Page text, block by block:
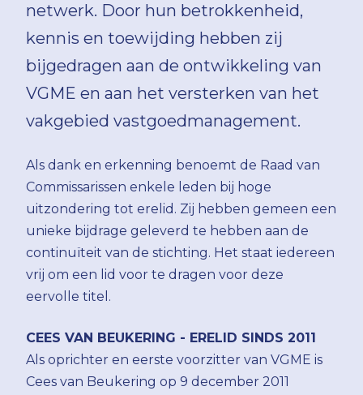
netwerk. Door hun betrokkenheid,
kennis en toewijding hebben zij
bijgedragen aan de ontwikkeling van
VGME en aan het versterken van het
vakgebied vastgoedmanagement.
Als dank en erkenning benoemt de Raad van
Commissarissen enkele leden bij hoge
uitzondering tot erelid. Zij hebben gemeen een
unieke bijdrage geleverd te hebben aan de
continuïteit van de stichting. Het staat iedereen
vrij om een lid voor te dragen voor deze
eervolle titel.
CEES VAN BEUKERING - ERELID SINDS 2011
Als oprichter en eerste voorzitter van VGME is
Cees van Beukering op 9 december 2011